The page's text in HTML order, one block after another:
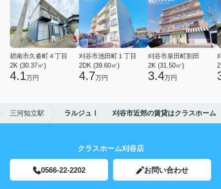
碧南市久沓町４丁目
2K (30.37㎡)
4.1万円
刈谷市池田町１丁目
2DK (39.60㎡)
4.7万円
刈谷市泉田町割田
2K (31.50㎡)
3.4万円
三河知立駅 ラルジュⅠ 刈谷市近郊の賃貸はクラスホーム
クラスホーム刈谷店
0566-22-2202 お問い合わせ